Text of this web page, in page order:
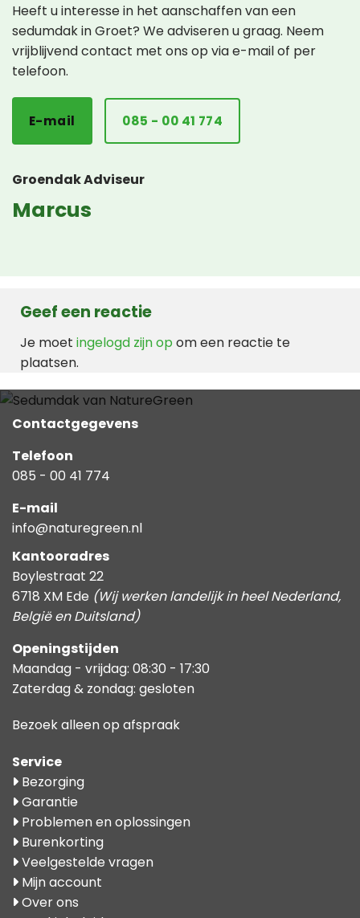
Heeft u interesse in het aanschaffen van een
sedumdak in Groet? We adviseren u graag. Neem
vrijblijvend contact met ons op via e-mail of per
telefoon.
E-mail 085 - 00 41 774
Groendak Adviseur
Marcus
Geef een reactie
Je moet ingelogd zijn op om een reactie te
plaatsen.
Contactgegevens
Telefoon
085 - 00 41 774
E-mail
info@naturegreen.nl
Kantooradres
Boylestraat 22
6718 XM Ede (Wij werken landelijk in heel Nederland,
België en Duitsland)
Openingstijden
Maandag - vrijdag: 08:30 - 17:30
Zaterdag & zondag: gesloten
Bezoek alleen op afspraak
Service
Bezorging
Garantie
Problemen en oplossingen
Burenkorting
Veelgestelde vragen
Mijn account
Over ons